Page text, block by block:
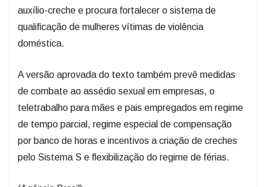
auxílio-creche e procura fortalecer o sistema de
qualificação de mulheres vítimas de violência
doméstica.
A versão aprovada do texto também prevê medidas
de combate ao assédio sexual em empresas, o
teletrabalho para mães e pais empregados em regime
de tempo parcial, regime especial de compensação
por banco de horas e incentivos a criação de creches
pelo Sistema S e flexibilização do regime de férias.